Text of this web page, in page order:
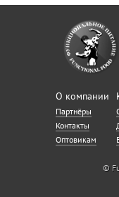
О компании
Партнёры
Контакты
Оптовикам
©